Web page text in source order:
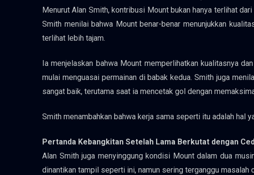
Menurut Alan Smith, kontribusi Mount bukan hanya terlihat
Smith menilai bahwa Mount benar-benar menunjukkan
terlihat lebih tajam.
Ia menjelaskan bahwa Mount memperlihatkan kualitasnya
mulai menguasai permainan di babak kedua. Smith juga
sangat baik, terutama saat ia mencetak gol dengan
Smith menambahkan bahwa kerja sama seperti itu adalah hal
Pertanda Kebangkitan Setelah Lama Berkutat dengan
Alan Smith juga menyinggung kondisi Mount dalam dua
dinantikan tampil seperti ini, namun sering terganggu masalah